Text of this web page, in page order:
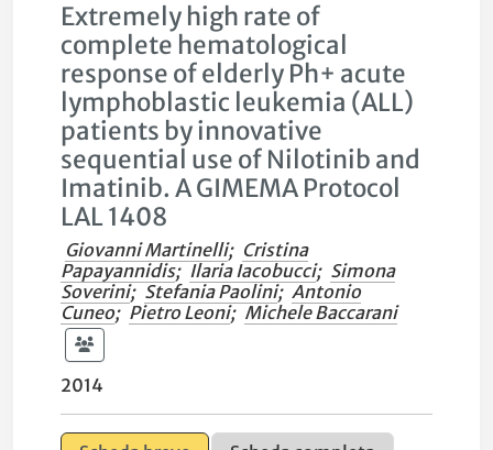
Extremely high rate of
complete hematological
response of elderly Ph+ acute
lymphoblastic leukemia (ALL)
patients by innovative
sequential use of Nilotinib and
Imatinib. A GIMEMA Protocol
LAL 1408
Giovanni Martinelli; Cristina
Papayannidis; Ilaria Iacobucci; Simona
Soverini; Stefania Paolini; Antonio
Cuneo; Pietro Leoni; Michele Baccarani
2014